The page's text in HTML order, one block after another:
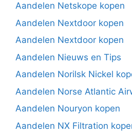
Aandelen Netskope kopen
Aandelen Nextdoor kopen
Aandelen Nextdoor kopen
Aandelen Nieuws en Tips
Aandelen Norilsk Nickel
Aandelen Norse Atlantic
Aandelen Nouryon kopen
Aandelen NX Filtration